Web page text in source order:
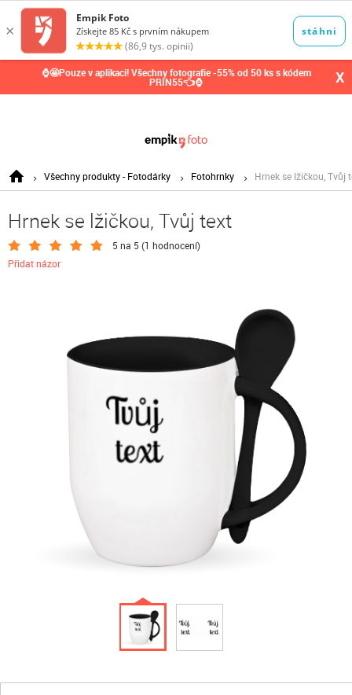
⌚🤩Pouze v aplikaci! Všechny fotografie -55% od 50 ks s kódem
PRIN55👈⌚ X
Všechny produkty - Fotodárky Fotohrnky Hrnek se lžičkou, Tvůj
Hrnek se lžičkou, Tvůj text
5 na 5 (1 hodnocení)
Přidat názor